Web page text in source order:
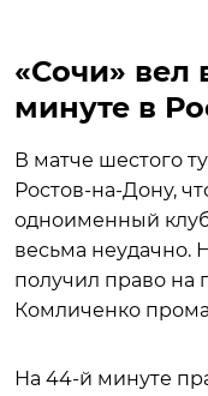
«Сочи» вел
минуте в
В матче шестого
Ростов-на-Дону,
одноименный
весьма неудачно.
получил право на
Комличенко
На 44-й минуте